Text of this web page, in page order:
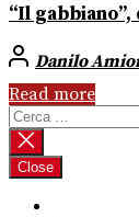
“Il
Danilo
Read more
Ricerca
per:
Close